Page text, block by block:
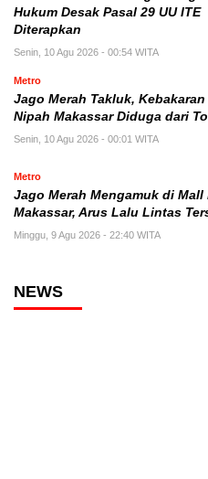
Hukum Desak Pasal 29 UU ITE
Diterapkan
Senin, 10 Agu 2026 - 00:54 WITA
Metro
Jago Merah Takluk, Kebakaran
Nipah Makassar Diduga dari
Senin, 10 Agu 2026 - 00:01 WITA
Metro
Jago Merah Mengamuk di Mall
Makassar, Arus Lalu Lintas
Minggu, 9 Agu 2026 - 22:40 WITA
NEWS